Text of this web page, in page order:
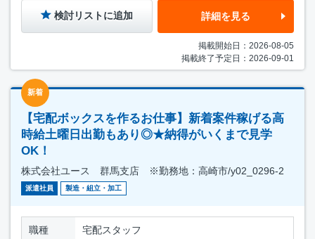
検討リストに追加 詳細を見る
掲載開始日：2026-08-05
掲載終了予定日：2026-09-01
新着
【宅配ボックスを作るお仕事】新着案件稼げる高
時給土曜日出勤もあり◎★納得がいくまで見学
OK！
株式会社ユース 群馬支店 ※勤務地：高崎市/y02_0296-2
派遣社員 製造・組立・加工
職種 宅配スタッフ